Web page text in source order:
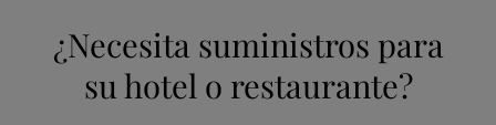
¿Necesita suministros para
su hotel o restaurante?